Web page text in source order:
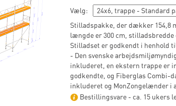
Vælg:
Stilladspakke, der dækker 154,8
længde er 300 cm, stilladsbredde
Stilladset er godkendt i henhold
- Den svenske
inkluderet, en ekstern trappe er
godkendte, og Fiberglas Combi-
inkluderet og MonZongelænder i
Bestillingsvare - ca. 15 ukers